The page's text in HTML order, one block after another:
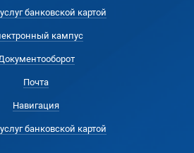
банковской картой
кампус
Почта
Навигация
банковской картой